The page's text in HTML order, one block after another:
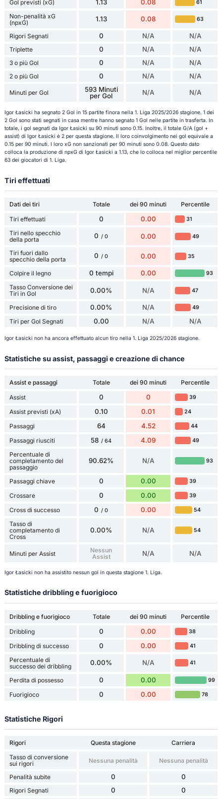
Gol previsti (xG) 1.13 0.08 61
Non-penalità xG
(npxG)
1.13 0.08 63
Rigori Segnati 0 N/A N/A
Triplette 0 N/A N/A
3 o più Gol 0 N/A N/A
2 o più Gol 0 N/A N/A
Minuti per Gol
593 Minuti
per Gol
N/A N/A
Igor Łasicki ha segnato 2 Gol in 15 partite finora nella 1. Liga 2025/2026 stagione. 1 dei
2 Gol sono stati segnati in casa mentre hanno segnato 1 Gol nelle partite in trasferta. In
totale, i gol segnati da Igor Łasicki su 90 minuti sono 0.15. Inoltre, il totale G/A (gol +
assist) di Igor Łasicki è 2 per questa stagione. Il loro coinvolgimento nei gol equivale a
0.15 per 90 minuti. I loro xG non sanzionati per 90 minuti sono 0.08. Questo dato
colloca la produzione di npxG di Igor Łasicki a 1.13, che lo colloca nel miglior percentile
63 dei giocatori di 1. Liga.
Tiri effettuati
Dati dei tiri Totale dei 90 minuti
Percentile
Tiri effettuati
0 0.00 31
Tiri nello specchio
della porta
0 / 0 0.00 49
Tiri fuori dallo
specchio della porta
0 / 0 0.00 35
Colpire il legno 0 tempi 0.00 93
Tasso Conversione dei
Tiri in Gol
0.00% N/A 47
Precisione di tiro 0.00% N/A 49
Tiri per Gol Segnati 0.00 N/A N/A
Igor Łasicki non ha ancora effettuato alcun tiro nella 1. Liga 2025/2026 stagione.
Statistiche su assist, passaggi e creazione di chance
Assist e passaggi Totale dei 90 minuti
Percentile
Assist
0 0 39
Assist previsti (xA) 0.10 0.01 24
Passaggi 64 4.52 44
Passaggi riusciti 58 / 64 4.09 49
Percentuale di
completamento del
passaggio
90.62% N/A 93
Passaggi chiave 0 0.00 39
Crossare 0 0.00 39
Cross di successo 0 / 0 0.00 54
Tasso di
completamento di
Cross
0.00% N/A 54
Minuti per Assist
Nessun
Assist
N/A N/A
Igor Łasicki non ha assistito nessun gol in questa stagione 1. Liga.
Statistiche dribbling e fuorigioco
Dribbling e fuorigioco Totale dei 90 minuti
Percentile
Dribbling
0 0.00 38
Dribbling di successo 0 0.00 41
Percentuale di
successo dei dribbling
0.00% N/A 41
Perdita di possesso 0 0.00 99
Fuorigioco 0 0.00 78
Statistiche Rigori
Rigori Questa stagione
Carriera
Tasso di conversione
sui rigori
Nessuna penalità Nessuna penalità
Penalità subite 0 0
Rigori Segnati 0 0